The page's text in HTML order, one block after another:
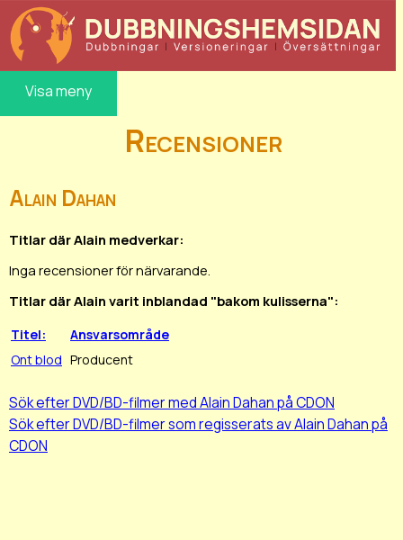
Visa meny
Recensioner
Alain Dahan
Titlar där Alain medverkar:
Inga recensioner för närvarande.
Titlar där Alain varit inblandad "bakom kulisserna":
Titel:
Ansvarsområde
Ont blod Producent
Sök efter DVD/BD-filmer med Alain Dahan på CDON
Sök efter DVD/BD-filmer som regisserats av Alain Dahan på
CDON